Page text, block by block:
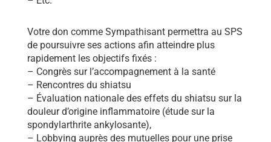
Votre don comme Sympathisant permettra au SPS
de poursuivre ses actions afin atteindre plus
rapidement les objectifs fixés :
– Congrès sur l’accompagnement à la santé
– Rencontres du shiatsu
– Évaluation nationale des effets du shiatsu sur la
douleur d’origine inflammatoire (étude sur la
spondylarthrite ankylosante),
– Lobbying auprès des mutuelles pour une prise